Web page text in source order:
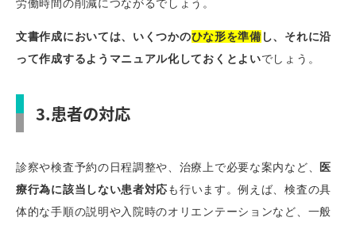
労働時間の削減につながるでしょう。
文書作成においては、いくつかのひな形を準備 し、それに沿
って作成するようマニュアル化しておくとよいでしょう。
3.患者の対応
診察や検査予約の日程調整や、治療上で必要な案内など、
医
療行為に該当しない患者対応も行います。例えば、検査の具
体的な手順の説明や入院時のオリエンテーションなど、一般